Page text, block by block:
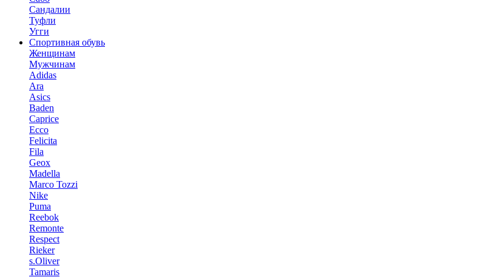
Сандалии
Туфли
Угги
Спортивная обувь
Женщинам
Мужчинам
Adidas
Ara
Asics
Baden
Caprice
Ecco
Felicita
Fila
Geox
Madella
Marco Tozzi
Nike
Puma
Reebok
Remonte
Respect
Rieker
s.Oliver
Tamaris